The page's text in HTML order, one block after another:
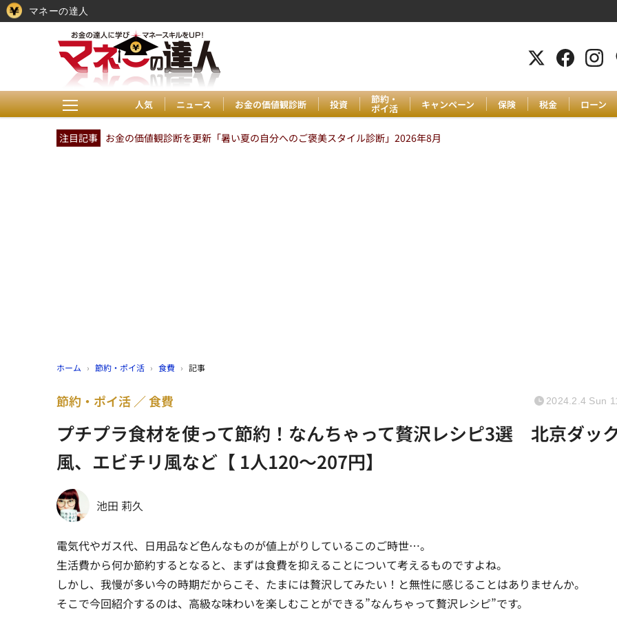
人気 ニュース お金の価値観診断 投資 節約・
ポイ活 キャンペーン 保険 税金 ローン
注目記事 お金の価値観診断を更新「暑い夏の自分へのご褒美スタイル診断」2026年8月
ホーム › 節約・ポイ活 › 食費 › 記事
プチプラ食材を使って節約！なんちゃって贅沢レシピ3選 北京ダッ
風、エビチリ風など【 1人120～207円】
節約・ポイ活 食費 2024.2.4 Sun
池田 莉久
電気代やガス代、日用品など色んなものが値上がりしているこのご時世…。
生活費から何か節約するとなると、まずは食費を抑えることについて考えるものですよね。
しかし、我慢が多い今の時期だからこそ、たまには贅沢してみたい！と無性に感じることはありませんか。
そこで今回紹介するのは、高級な味わいを楽しむことができる”なんちゃって贅沢レシピ”です。
マネーの達人